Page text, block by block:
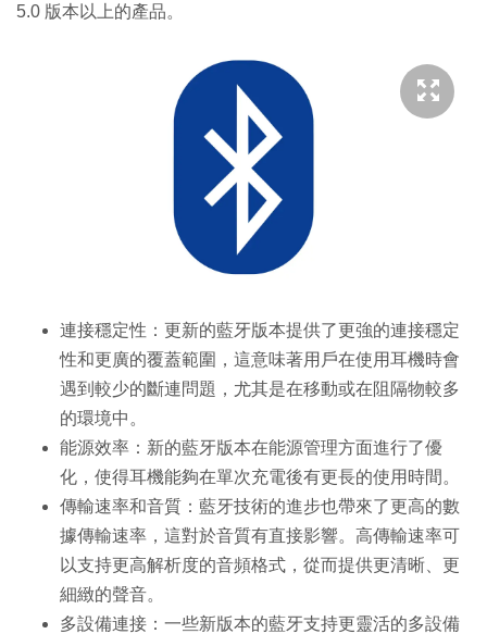
5.0 版本以上的產品。
連接穩定性：更新的藍牙版本提供了更強的連接穩定
性和更廣的覆蓋範圍，這意味著用戶在使用耳機時會
遇到較少的斷連問題，尤其是在移動或在阻隔物較多
的環境中。
能源效率：新的藍牙版本在能源管理方面進行了優
化，使得耳機能夠在單次充電後有更長的使用時間。
傳輸速率和音質：藍牙技術的進步也帶來了更高的數
據傳輸速率，這對於音質有直接影響。高傳輸速率可
以支持更高解析度的音頻格式，從而提供更清晰、更
細緻的聲音。
多設備連接：一些新版本的藍牙支持更靈活的多設備